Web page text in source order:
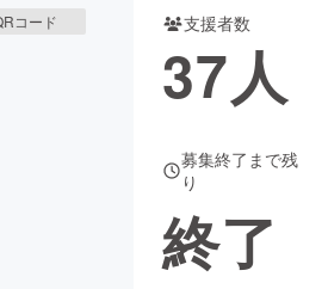
コード 支援者数
37人
募集終了まで残
り
終了